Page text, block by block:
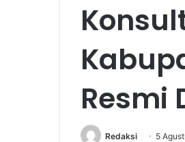
Resmi
Redaksi 5